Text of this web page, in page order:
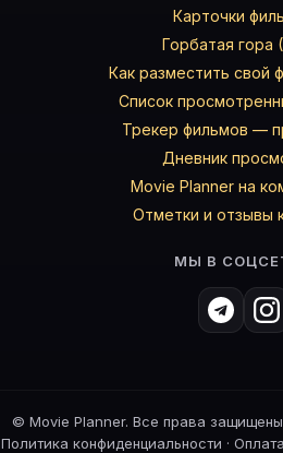
Карточки
Горбатая гора
Как разместить свой
Список
Трекер фильмов —
Дневник
Movie Planner на
Отметки и отзывы
МЫ В
© Movie Planner. Все права защищены.
Политика конфиденциальности ·